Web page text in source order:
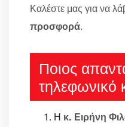
Καλέστε μας για να
προσφορά.
Ποιος
τηλεφωνικό
Η κ. Ειρήνη